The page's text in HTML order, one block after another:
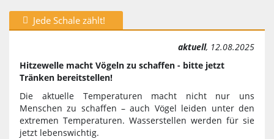
Jede Schale zählt!
aktuell, 12.08.2025
Hitzewelle macht Vögeln zu schaffen - bitte jetzt
Tränken bereitstellen!
Die aktuelle Temperaturen macht nicht nur uns
Menschen zu schaffen – auch Vögel leiden unter den
extremen Temperaturen. Wasserstellen werden für sie
jetzt lebenswichtig.